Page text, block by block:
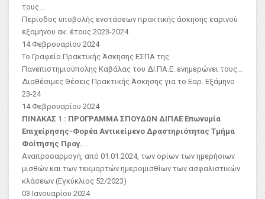
τους...
Περίοδος υποβολής ενστάσεων πρακτικής άσκησης εαρινού
εξαμήνου ακ. έτους 2023-2024
14 Φεβρουαρίου 2024
Το Γραφείο Πρακτικής Άσκησης ΕΣΠΑ της
Πανεπιστημιούπολης Καβάλας του ΔΙ.ΠΑ.Ε. ενημερώνει τους...
Διαθέσιμες Θέσεις Πρακτικής Άσκησης για το Εαρ. Εξάμηνο
23-24
14 Φεβρουαρίου 2024
ΠΙΝΑΚΑΣ 1 : ΠΡΟΓΡΑΜΜΑ ΣΠΟΥΔΩΝ ΔΙΠΑΕ Επωνυμία
Επιχείρησης-Φορέα Αντικείμενο Δραστηριότητας Τμήμα
Φοίτησης Προγ....
Αναπροσαρμογή, από 01.01.2024, των ορίων των ημερήσιων
μισθών και των τεκμαρτών ημερομισθίων των ασφαλιστικών
κλάσεων (Εγκύκλιος 52/2023)
03 Ιανουαρίου 2024